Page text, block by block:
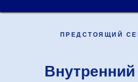
ПРЕДСТОЯЩИЙ
Внутренний